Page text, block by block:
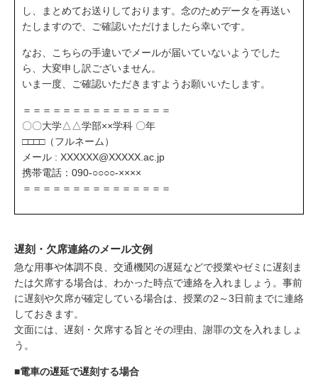
し、まとめてお送りしております。念のためデータを再送い
たしますので、ご確認いただけましたら幸いです。
なお、こちらの手違いでメールが届いていないようでした
ら、大変申し訳ございません。
いま一度、ご確認いただきますようお願いいたします。
＝＝＝＝＝＝＝＝＝＝＝＝＝＝＝
〇〇大学△△学部××学科 〇年
□□□□（フルネーム）
メール : XXXXXX@XXXXX.ac.jp
携帯電話：090-○○○○-××××
＝＝＝＝＝＝＝＝＝＝＝＝＝＝＝
遅刻・欠席連絡のメール文例
急な用事や体調不良、交通機関の遅延などで授業やゼミに遅刻ま
たは欠席する場合は、わかった時点で連絡を入れましょう。事前
に遅刻や欠席が確定している場合は、授業の2～3日前までに連絡
しておきます。
文面には、遅刻・欠席する旨とその理由、謝罪の文を入れましょ
う。
■電車の遅延で遅刻する場合